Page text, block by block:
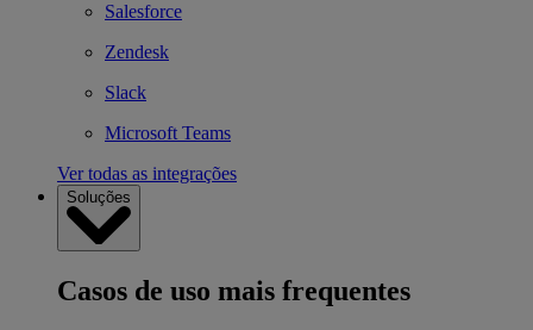
Salesforce
Zendesk
Slack
Microsoft Teams
Ver todas as integrações
Soluções
Casos de uso mais frequentes